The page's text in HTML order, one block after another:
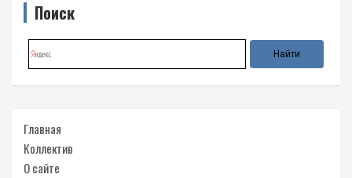
Поиск
Главная
Коллектив
О сайте